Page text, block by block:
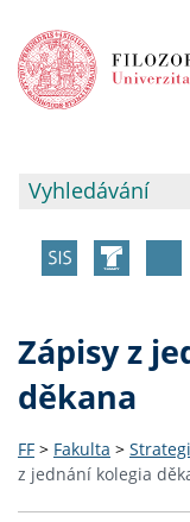
Zápisy z
děkana
FF > Fakulta >
z jednání kolegia